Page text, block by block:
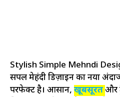
Stylish Simple Mehndi
सिंपल मेहंदी डिज़ाइन का नया
परफेक्ट है। आसान, खूबसूरतऔर